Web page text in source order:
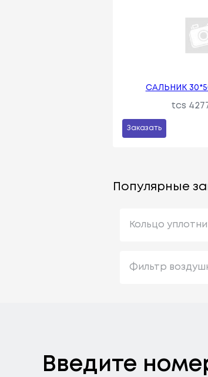
САЛЬНИК
tcs
Заказать
Популярные
Кольцо
Фильтр
Введите